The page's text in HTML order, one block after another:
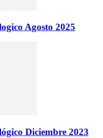
Agosto 2025
Diciembre 2023